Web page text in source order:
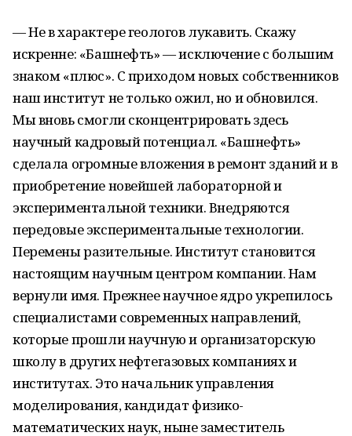
— Не в характере геологов лукавить. Скажу
искренне: «Башнефть» — исключение с большим
знаком «плюс». С приходом новых собственников
наш институт не только ожил, но и обновился.
Мы вновь смогли сконцентрировать здесь
научный кадровый потенциал. «Башнефть»
сделала огромные вложения в ремонт зданий и в
приобретение новейшей лабораторной и
экспериментальной техники. Внедряются
передовые экспериментальные технологии.
Перемены разительные. Институт становится
настоящим научным центром компании. Нам
вернули имя. Прежнее научное ядро укрепилось
специалистами современных направлений,
которые прошли научную и организаторскую
школу в других нефтегазовых компаниях и
институтах. Это начальник управления
моделирования, кандидат физико-
математических наук, ныне заместитель